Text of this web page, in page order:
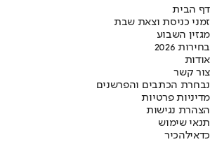
דף הבית
זמני כניסת וצאת שבת
מגזין השבוע
בחירות 2026
אודות
צור קשר
נבחרת הכתבים והפרשנים
מדיניות פרטיות
הצהרת נגישות
תנאי שימוש
כדאילהכיר